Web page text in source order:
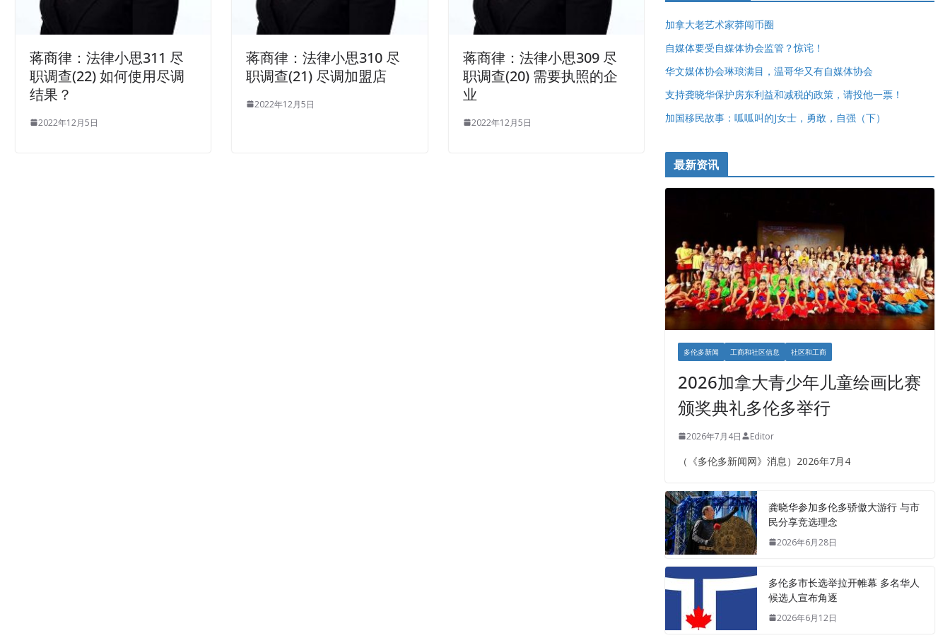
蒋商律：法律小思311 尽
职调查(22) 如何使用尽调
结果？
2022年12月5日
蒋商律：法律小思310 尽
职调查(21) 尽调加盟店
2022年12月5日
蒋商律：法律小思309 尽
职调查(20) 需要执照的企
业
2022年12月5日
加拿大老艺术家莽闯币圈
自媒体要受自媒体协会监管？惊诧！
华文媒体协会琳琅满目，温哥华又有自媒体协会
支持龚晓华保护房东利益和减税的政策，请投他一票！
加国移民故事：呱呱叫的J女士，勇敢，自强（下）
最新资讯
多伦多新闻 工商和社区信息 社区和工商
2026加拿大青少年儿童绘画比赛
颁奖典礼多伦多举行
2026年7月4日 Editor
（《多伦多新闻网》消息）2026年7月4
龚晓华参加多伦多骄傲大游行 与市
民分享竞选理念
2026年6月28日
多伦多市长选举拉开帷幕 多名华人
候选人宣布角逐
2026年6月12日